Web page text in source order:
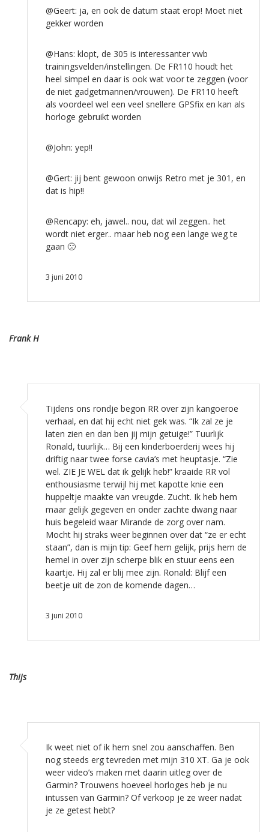
@Geert: ja, en ook de datum staat erop! Moet niet
gekker worden
@Hans: klopt, de 305 is interessanter vwb
trainingsvelden/instellingen. De FR110 houdt het
heel simpel en daar is ook wat voor te zeggen (voor
de niet gadgetmannen/vrouwen). De FR110 heeft
als voordeel wel een veel snellere GPSfix en kan als
horloge gebruikt worden
@John: yep!!
@Gert: jij bent gewoon onwijs Retro met je 301, en
dat is hip!!
@Rencapy: eh, jawel.. nou, dat wil zeggen.. het
wordt niet erger.. maar heb nog een lange weg te
gaan 🙁
3 juni 2010
Frank H
Tijdens ons rondje begon RR over zijn kangoeroe
verhaal, en dat hij echt niet gek was. “Ik zal ze je
laten zien en dan ben jij mijn getuige!” Tuurlijk
Ronald, tuurlijk… Bij een kinderboerderij wees hij
driftig naar twee forse cavia’s met heuptasje. “Zie
wel. ZIE JE WEL dat ik gelijk heb!” kraaide RR vol
enthousiasme terwijl hij met kapotte knie een
huppeltje maakte van vreugde. Zucht. Ik heb hem
maar gelijk gegeven en onder zachte dwang naar
huis begeleid waar Mirande de zorg over nam.
Mocht hij straks weer beginnen over dat “ze er echt
staan”, dan is mijn tip: Geef hem gelijk, prijs hem de
hemel in over zijn scherpe blik en stuur eens een
kaartje. Hij zal er blij mee zijn. Ronald: Blijf een
beetje uit de zon de komende dagen…
3 juni 2010
Thijs
Ik weet niet of ik hem snel zou aanschaffen. Ben
nog steeds erg tevreden met mijn 310 XT. Ga je ook
weer video’s maken met daarin uitleg over de
Garmin? Trouwens hoeveel horloges heb je nu
intussen van Garmin? Of verkoop je ze weer nadat
je ze getest hebt?